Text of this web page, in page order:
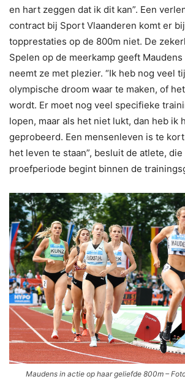
en hart zeggen dat ik dit kan”. Een
contract bij Sport Vlaanderen komt er
topprestaties op de 800m niet. De
Spelen op de meerkamp geeft
neemt ze met plezier. “Ik heb nog veel
olympische droom waar te maken, of
wordt. Er moet nog veel specifieke
lopen, maar als het niet lukt, dan heb ik
geprobeerd. Een mensenleven is te
het leven te staan”, besluit de atlete, die
proefperiode begint binnen de
Maudens in actie op haar geliefde 800m –